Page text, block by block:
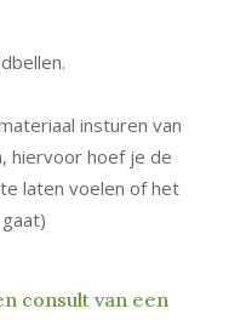
insturen van
hiervoor hoef je de
laten voelen of het
consult van een